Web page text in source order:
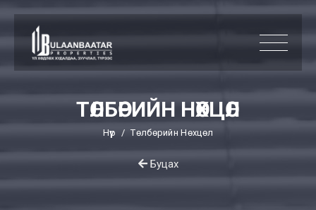
ТӨЛБӨРИЙН НӨХЦӨЛ
Нүүр Төлбөрийн Нөхцөл
Буцах